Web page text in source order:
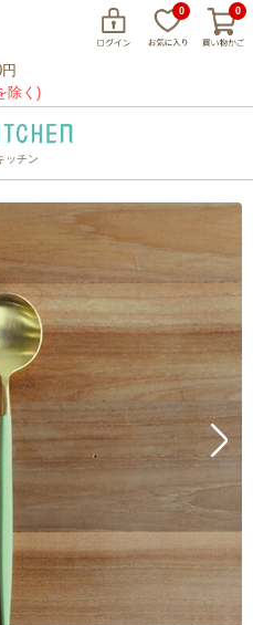
0 0
フライパン
カトラリー
山田工業所
つきじ常陸屋 柳宗理
閉じる
除く)
ッチン